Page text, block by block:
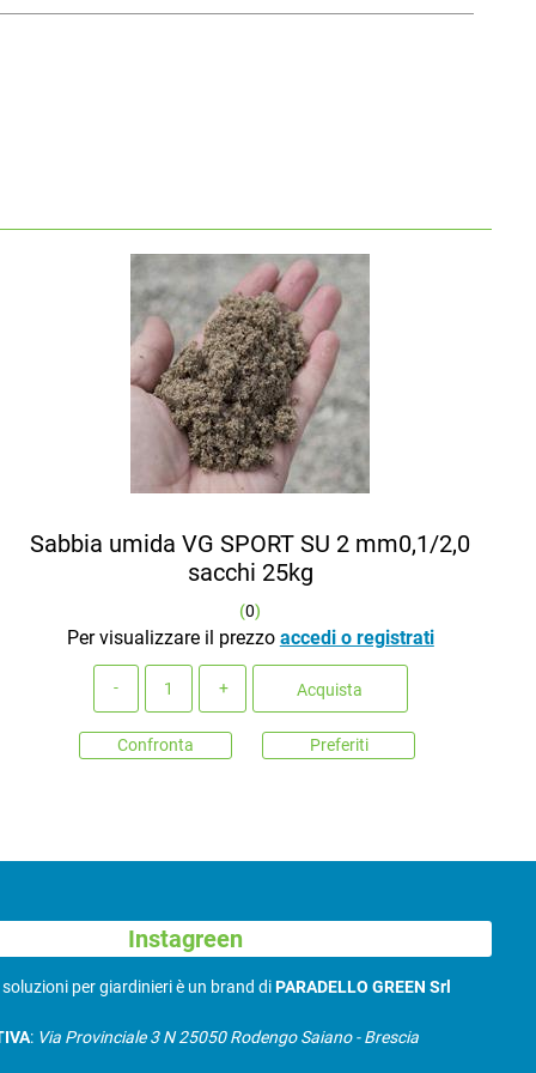
Sabbia umida VG SPORT SU 2 mm0,1/2,0
sacchi 25kg
(0)
Per visualizzare il prezzo accedi o registrati
Acquista
Confronta Preferiti
Instagreen
soluzioni per giardinieri è un brand diPARADELLO GREEN Srl
: Via Provinciale 3 N 25050 Rodengo Saiano - Brescia